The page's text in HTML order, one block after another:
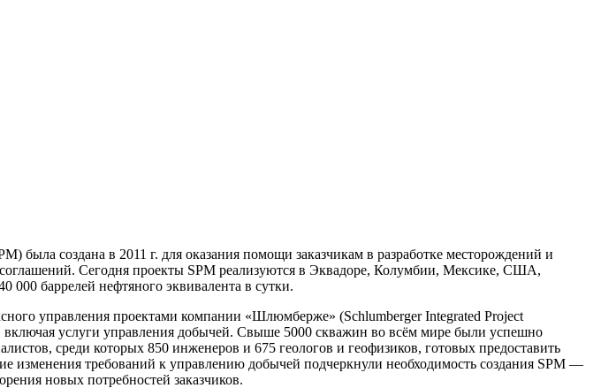
создана в 2011 г. для оказания помощи заказчикам в разработке месторождений и
Сегодня проекты SPM реализуются в Эквадоре, Колумбии, Мексике, США,
баррелей нефтяного эквивалента в сутки.
управления проектами компании «Шлюмберже» (Schlumberger Integrated Project
услуги управления добычей. Свыше 5000 скважин во всём мире были успешно
среди которых 850 инженеров и 675 геологов и геофизиков, готовых предоставить
изменения требований к управлению добычей подчеркнули необходимость создания SPM —
новых потребностей заказчиков.